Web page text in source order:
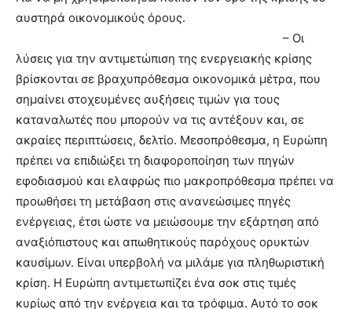
αυστηρά οικονομικούς όρους.
– Οι
λύσεις για την αντιμετώπιση της ενεργειακής κρίσης
βρίσκονται σε βραχυπρόθεσμα οικονομικά μέτρα, που
σημαίνει στοχευμένες αυξήσεις τιμών για τους
καταναλωτές που μπορούν να τις αντέξουν και, σε
ακραίες περιπτώσεις, δελτίο. Μεσοπρόθεσμα, η Ευρώπη
πρέπει να επιδιώξει τη διαφοροποίηση των πηγών
εφοδιασμού και ελαφρώς πιο μακροπρόθεσμα πρέπει να
προωθήσει τη μετάβαση στις ανανεώσιμες πηγές
ενέργειας, έτσι ώστε να μειώσουμε την εξάρτηση από
αναξιόπιστους και απωθητικούς παρόχους ορυκτών
καυσίμων. Είναι υπερβολή να μιλάμε για πληθωριστική
κρίση. Η Ευρώπη αντιμετωπίζει ένα σοκ στις τιμές
κυρίως από την ενέργεια και τα τρόφιμα. Αυτό το σοκ